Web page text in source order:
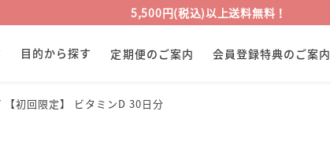
5,500円(税込)以上送料無料！
目的から探す 定期便のご案内 会員登録特典のご案内
【初回限定】 ビタミンD 30日分